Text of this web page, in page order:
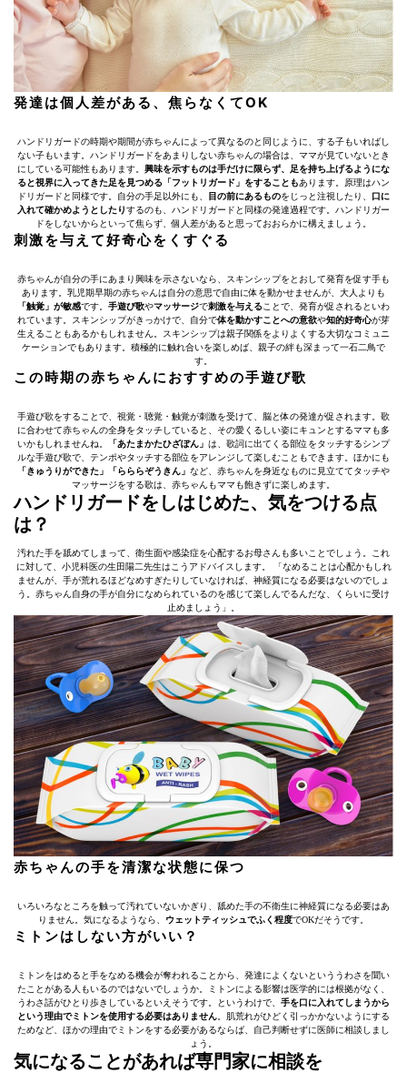
発達は個人差がある、焦らなくてOK
ハンドリガードの時期や期間が赤ちゃんによって異なるのと同じように、する子もいればし
ない子もいます。ハンドリガードをあまりしない赤ちゃんの場合は、ママが見ていないとき
にしている可能性もあります。 興味を示すものは手だけに限らず、足を持ち上げるようにな
ると視界に入ってきた足を見つめる「フットリガード」をすることもあります。原理はハン
ドリガードと同様です。自分の手足以外にも、
目の前にあるものをじっと注視したり、 口に
入れて確かめようとしたりするのも、ハンドリガードと同様の発達過程です。ハンドリガー
ドをしないからといって焦らず、個人差があると思っておおらかに構えましょう。
刺激を与えて好奇心をくすぐる
赤ちゃんが自分の手にあまり興味を示さないなら、スキンシップをとおして発育を促す手も
あります。乳児期早期の赤ちゃんは自分の意思で自由に体を動かせませんが、大人よりも
「触覚」が敏感です。 手遊び歌やマッサージで刺激を与える ことで、発育が促されるといわ
れています。スキンシップがきっかけで、自分で体を動かすことへの意欲や知的好奇心が芽
生えることもあるかもしれません。スキンシップは親子関係をよりよくする大切なコミュニ
ケーションでもあります。積極的に触れ合いを楽しめば、親子の絆も深まって一石二鳥で
す。
この時期の赤ちゃんにおすすめの手遊び歌
手遊び歌をすることで、視覚・聴覚・触覚が刺激を受けて、脳と体の発達が促されます。歌
に合わせて赤ちゃんの全身をタッチしていると、その愛くるしい姿にキュンとするママも多
いかもしれませんね。
「あたまかたひざぽん」 は、歌詞に出てくる部位をタッチするシンプ
ルな手遊び歌で、テンポやタッチする部位をアレンジして楽しむこともできます。ほかにも
「きゅうりができた」「らららぞうきん」 など、赤ちゃんを身近なものに見立ててタッチや
マッサージをする歌は、赤ちゃんもママも飽きずに楽しめます。
ハンドリガードをしはじめた、気をつける点
は？
汚れた手を舐めてしまって、衛生面や感染症を心配するお母さんも多いことでしょう。これ
に対して、小児科医の生田陽二先生はこうアドバイスします。 「なめることは心配かもしれ
ませんが、手が荒れるほどなめすぎたりしていなければ、神経質になる必要はないのでしょ
う。赤ちゃん自身の手が自分になめられているのを感じて楽しんでるんだな、くらいに受け
止めましょう」。
赤ちゃんの手を清潔な状態に保つ
いろいろなところを触って汚れていないかぎり、舐めた手の不衛生に神経質になる必要はあ
りません。気になるようなら、 ウェットティッシュでふく程度でOKだそうです。
ミトンはしない方がいい？
ミトンをはめると手をなめる機会が奪われることから、発達によくないといううわさを聞い
たことがある人もいるのではないでしょうか。ミトンによる影響は医学的には根拠がなく、
うわさ話がひとり歩きしているといえそうです。というわけで、 手を口に入れてしまうから
という理由でミトンを使用する必要はありません 。肌荒れがひどく引っかかないようにする
ためなど、ほかの理由でミトンをする必要があるならば、自己判断せずに医師に相談しまし
ょう。
気になることがあれば専門家に相談を